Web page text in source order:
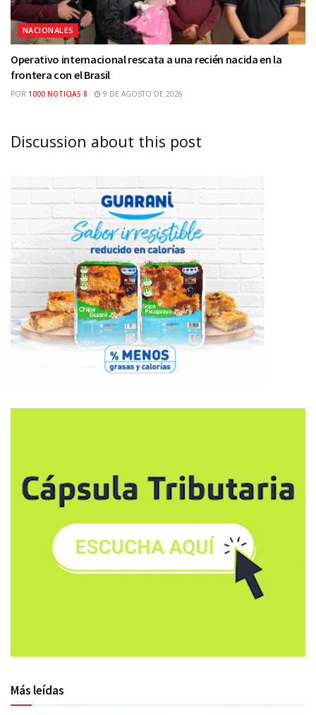
NACIONALES
Operativo internacional rescata a una recién nacida en la
frontera con el Brasil
POR 1000 NOTICIAS 8 9 DE AGOSTO DE 2026
Discussion about this post
Más leídas